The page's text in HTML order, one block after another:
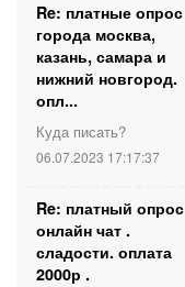
Re: платные опрос
города москва,
казань, самара и
нижний новгород.
опл...
Куда писать?
06.07.2023 17:17:37
Re: платный опрос
онлайн чат .
сладости. оплата
2000р .